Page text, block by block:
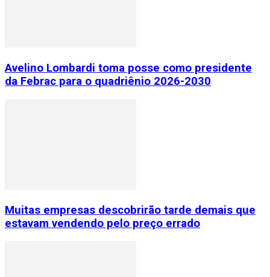
Avelino Lombardi toma posse como presidente
da Febrac para o quadriênio 2026-2030
Muitas empresas descobrirão tarde demais que
estavam vendendo pelo preço errado